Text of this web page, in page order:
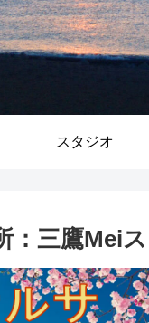
スタジオ
三鷹Meiス